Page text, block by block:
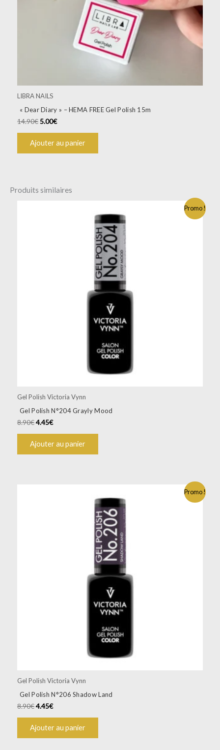
LIBRA NAILS
« Dear Diary » – HEMA FREE Gel Polish 15m
14.90€5.00€
Ajouter au panier
Produits similaires
Promo !
Gel Polish Victoria Vynn
Gel Polish N°204 Grayly Mood
8.90€4.45€
Ajouter au panier
Promo !
Gel Polish Victoria Vynn
Gel Polish N°206 Shadow Land
8.90€4.45€
Ajouter au panier